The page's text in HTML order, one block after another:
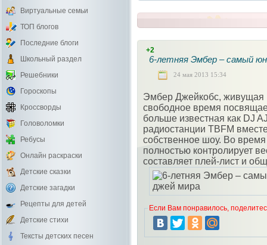
Виртуальные семьи
ТОП блогов
Последние блоги
Школьный раздел
Решебники
Гороскопы
Кроссворды
Головоломки
Ребусы
Онлайн раскраски
Детские сказки
Детские загадки
Рецепты для детей
Детские стихи
Тексты детских песен
+2
6-летняя Эмбер – самый
24 мая 2013 15:34
Эмбер Джейкобс, живущая
свободное время
больше известная как DJ
радиостанции TBFM
собственное шоу. Во
полностью контролирует
составляет плей-лист и
Если Вам понравилось,